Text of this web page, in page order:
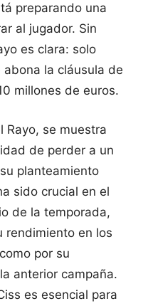
preparando una
al jugador. Sin
es clara: solo
la cláusula de
millones de euros.
Rayo, se muestra
de perder a un
planteamiento
sido crucial en el
de la temporada,
rendimiento en los
por su
anterior campaña.
es esencial para